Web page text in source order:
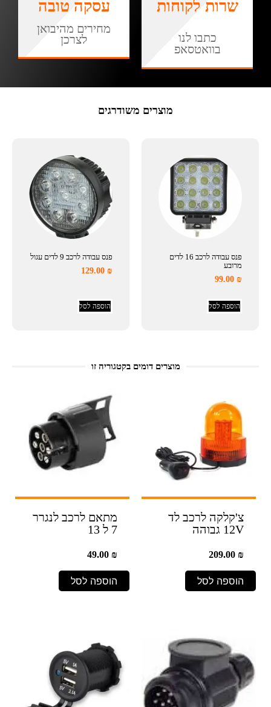
שרות לקוחות
כתבו לנו
בוואטסאפ
עסקה טובה
מחירים מהיבואן
לצרכן
מוצרים משודרגים
פנס עבודה לרכב 16 לדים
מרובע
99.00₪
הוספה לסל
פנס עבודה לרכב 9 לדים עגול
129.00₪
הוספה לסל
מוצרים דומים בקטגוריה זו
צ'קלקה לרכב לד
12V גבוהה
209.00₪
הוספה לסל
מתאם לרכב לנגרר
7 ל 13
49.00₪
הוספה לסל